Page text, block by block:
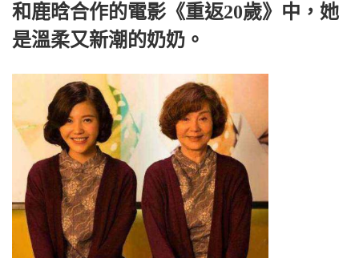
和鹿晗合作的電影《重返20歲》中，她
是溫柔又新潮的奶奶。